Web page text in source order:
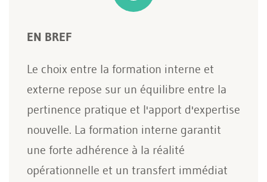
EN BREF
Le choix entre la formation interne et
externe repose sur un équilibre entre la
pertinence pratique et l'apport d'expertise
nouvelle. La formation interne garantit
une forte adhérence à la réalité
opérationnelle et un transfert immédiat